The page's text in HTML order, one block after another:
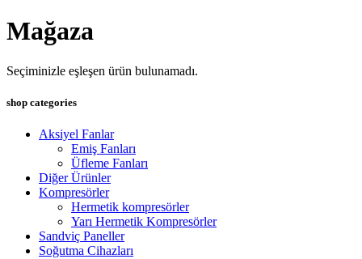
Mağaza
Seçiminizle eşleşen ürün bulunamadı.
shop categories
Aksiyel Fanlar
Emiş Fanları
Üfleme Fanları
Diğer Ürünler
Kompresörler
Hermetik kompresörler
Yarı Hermetik Kompresörler
Sandviç Paneller
Soğutma Cihazları